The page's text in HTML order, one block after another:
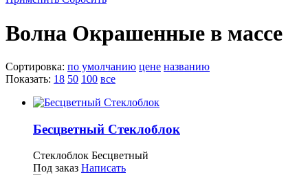
Волна Окрашенные в массе
Сортировка: по умолчанию цене названию
Показать: 18 50 100 все
Бесцветный Стеклоблок
Стеклоблок Бесцветный
Под заказ Написать